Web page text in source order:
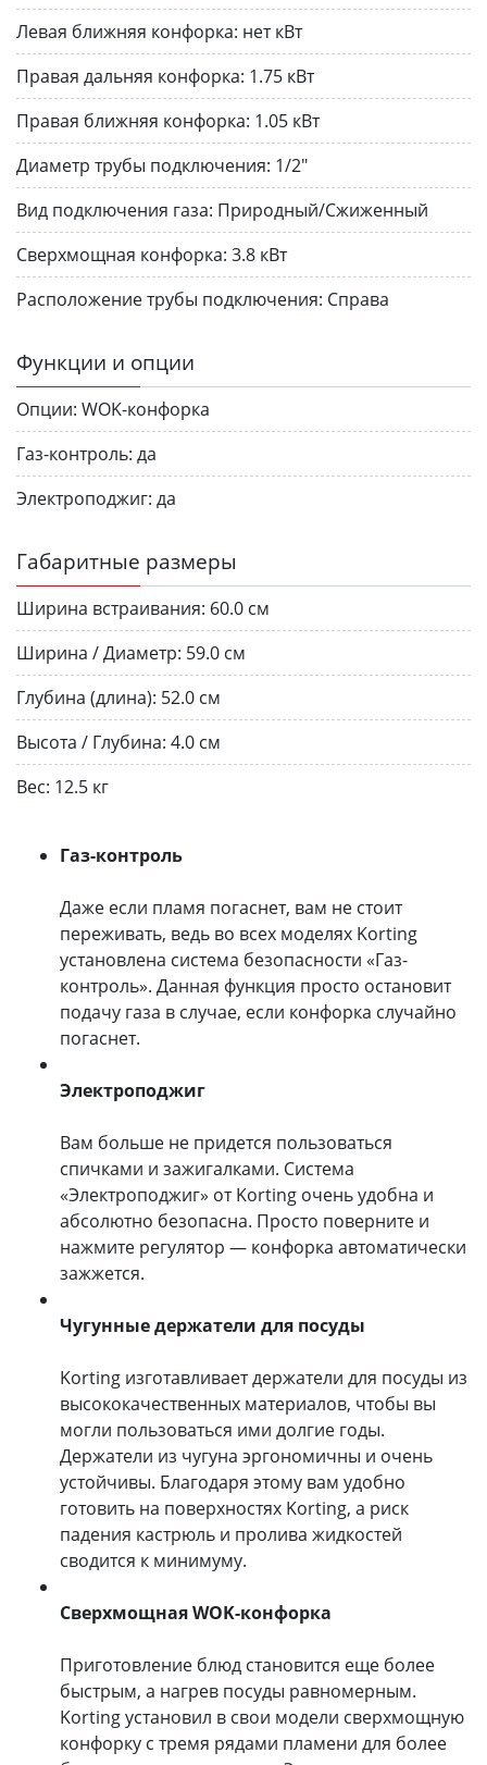
Левая ближняя конфорка: нет кВт
Правая дальняя конфорка: 1.75 кВт
Правая ближняя конфорка: 1.05 кВт
Диаметр трубы подключения: 1/2"
Вид подключения газа: Природный/Сжиженный
Сверхмощная конфорка: 3.8 кВт
Расположение трубы подключения: Справа
Функции и опции
Опции: WOK-конфорка
Газ-контроль: да
Электроподжиг: да
Габаритные размеры
Ширина встраивания: 60.0 см
Ширина / Диаметр: 59.0 см
Глубина (длина): 52.0 см
Высота / Глубина: 4.0 см
Вес: 12.5 кг
Газ-контроль
Даже если пламя погаснет, вам не стоит
переживать, ведь во всех моделях Korting
установлена система безопасности «Газ-
контроль». Данная функция просто остановит
подачу газа в случае, если конфорка случайно
погаснет.
Электроподжиг
Вам больше не придется пользоваться
спичками и зажигалками. Система
«Электроподжиг» от Korting очень удобна и
абсолютно безопасна. Просто поверните и
нажмите регулятор — конфорка автоматически
зажжется.
Чугунные держатели для посуды
Korting изготавливает держатели для посуды из
высококачественных материалов, чтобы вы
могли пользоваться ими долгие годы.
Держатели из чугуна эргономичны и очень
устойчивы. Благодаря этому вам удобно
готовить на поверхностях Korting, а риск
падения кастрюль и пролива жидкостей
сводится к минимуму.
Сверхмощная WOK-конфорка
Приготовление блюд становится еще более
быстрым, а нагрев посуды равномерным.
Korting установил в свои модели сверхмощную
конфорку с тремя рядами пламени для более